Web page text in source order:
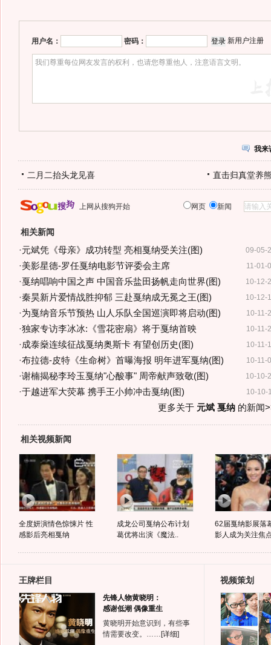
用户名： 密码： 新用户注册
我来
二月二抬头龙见喜 直击归真堂养
上网从搜狗开始 网页 新闻
相关新闻
09-05-
·元斌凭《母亲》成功转型 亮相戛纳受关注(图)
11-01-
·美影星德-罗任戛纳电影节评委会主席
10-12-
·戛纳唱响中国之声 中国音乐盐田扬帆走向世界(图)
10-12-
·秦昊新片爱情战胜抑郁 三赴戛纳成无冕之王(图)
10-11-
·为戛纳音乐节预热 山人乐队全国巡演即将启动(图)
10-11-
·独家专访李冰冰:《雪花密扇》将于戛纳首映
10-11-
·成泰燊连续征战戛纳奥斯卡 有望创历史(图)
10-11-
·布拉德-皮特《生命树》首曝海报 明年进军戛纳(图)
10-10-
·谢楠揭秘李玲玉戛纳"心酸事" 周帝献声致敬(图)
10-10-
·于越进军大荧幕 携手王小帅冲击戛纳(图)
更多关于 元斌 戛纳的新闻
相关视频新闻
全度妍演情色惊悚片 性
感影后亮相戛纳
成龙公司戛纳公布计划
葛优将出演《魔法..
62届戛纳影展落
影人成为关注焦
王牌栏目
先锋人物黄晓明：
感谢低潮 偶像重生
黄晓明开始意识到，有些事
情需要改变。…… [详细]
视频策划